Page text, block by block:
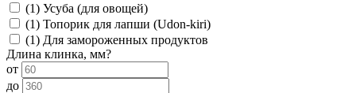
(1) Усуба (для овощей)
(1) Топорик для лапши (Udon-kiri)
(1) Для замороженных продуктов
Длина клинка, мм?
от
до